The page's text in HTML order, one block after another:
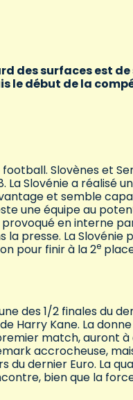
des surfaces est
le début de la
football. Slovènes et
La Slovénie a réalisé
et semble
une équipe au
en interne
la presse. La
pour finir à la 2e
des 1/2 finales du
Harry Kane. La
match, auront
accrocheuse,
dernier Euro. La
bien que la